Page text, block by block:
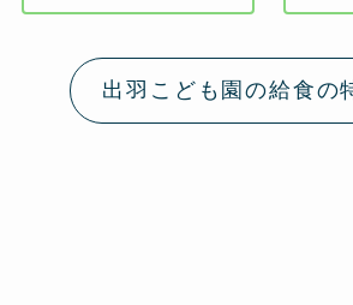
出羽こども園の給食の